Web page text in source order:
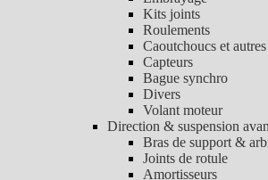
Kits joints
Roulements
Caoutchoucs et autres
Capteurs
Bague synchro
Divers
Volant moteur
Direction & suspension
Bras de support &
Joints de rotule
Amortisseurs